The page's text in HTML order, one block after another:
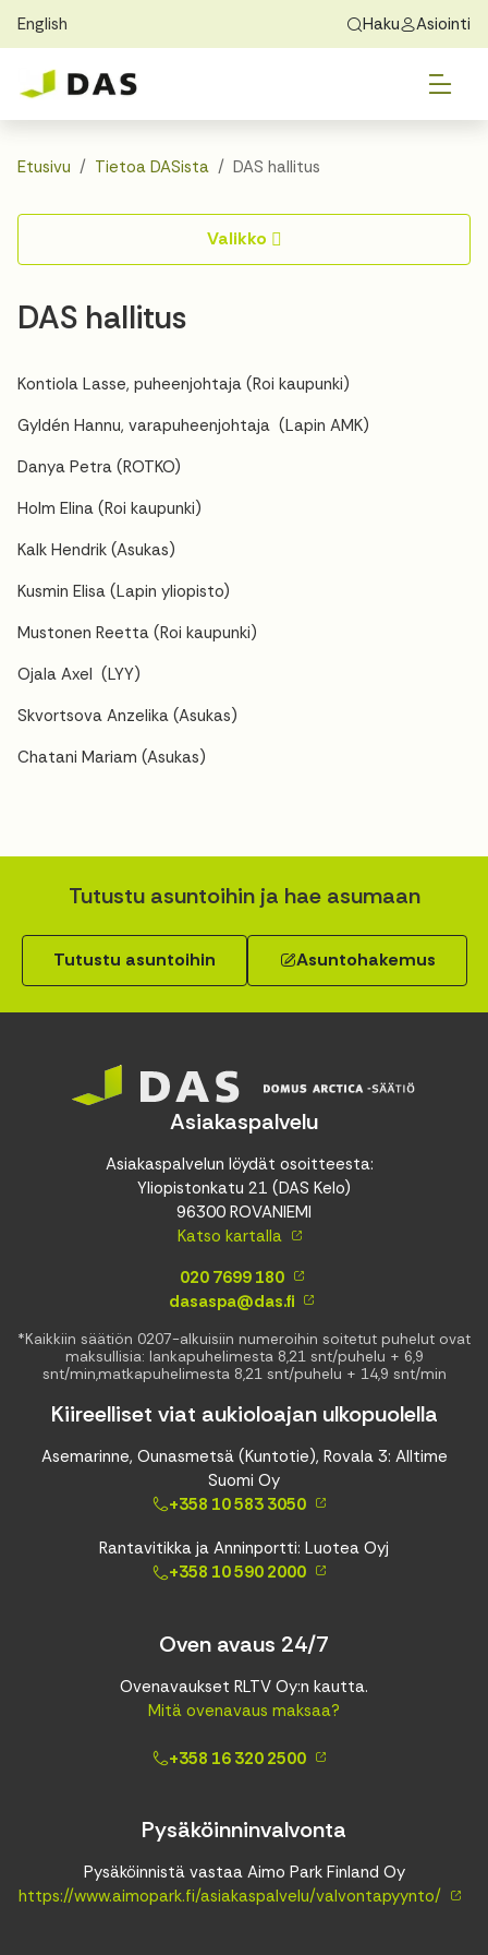
Skip to main content Skip to main navigation
English
Exchange Students
Tietoa DASista
Haku Asiointi
Löydä koti
Asuminen
Etusivu Tietoa DASista DAS hallitus
Valikko
DAS hallitus
Kontiola Lasse, puheenjohtaja (Roi kaupunki)
Gyldén Hannu, varapuheenjohtaja (Lapin AMK)
Danya Petra (ROTKO)
Holm Elina (Roi kaupunki)
Kalk Hendrik (Asukas)
Kusmin Elisa (Lapin yliopisto)
Mustonen Reetta (Roi kaupunki)
Ojala Axel (LYY)
Skvortsova Anzelika (Asukas)
Chatani Mariam (Asukas)
Tutustu asuntoihin ja hae asumaan
Tutustu asuntoihin Asuntohakemus
Asiakaspalvelu
Asiakaspalvelun löydät osoitteesta:
Yliopistonkatu 21 (DAS Kelo)
96300 ROVANIEMI
Katso kartalla
020 7699 180
dasaspa@das.fi
*Kaikkiin säätiön 0207-alkuisiin numeroihin soitetut puhelut ovat
maksullisia: lankapuhelimesta 8,21 snt/puhelu + 6,9
snt/min,matkapuhelimesta 8,21 snt/puhelu + 14,9 snt/min
Kiireelliset viat aukioloajan ulkopuolella
Asemarinne, Ounasmetsä (Kuntotie), Rovala 3: Alltime
Suomi Oy
+358 10 583 3050
Rantavitikka ja Anninportti: Luotea Oyj
+358 10 590 2000
Oven avaus 24/7
Ovenavaukset RLTV Oy:n kautta.
Mitä ovenavaus maksaa?
+358 16 320 2500
Pysäköinninvalvonta
Pysäköinnistä vastaa Aimo Park Finland Oy
https://www.aimopark.fi/asiakaspalvelu/valvontapyynto/